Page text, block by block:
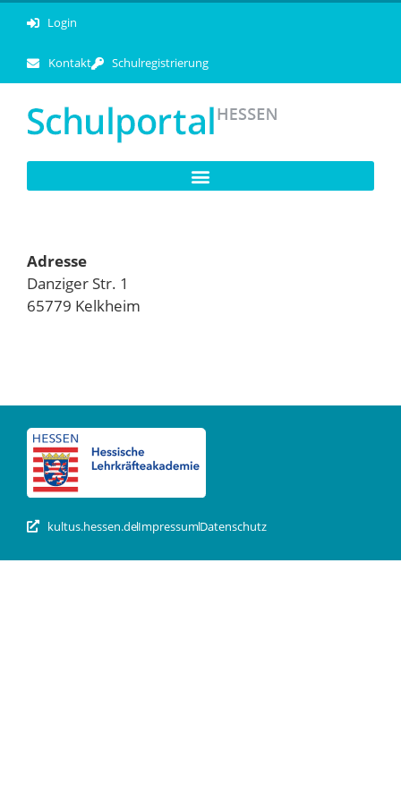
Login
Kontakt Schulregistrierung
Adresse
Danziger Str. 1
65779 Kelkheim
kultus.hessen.deImpressumDatenschutz